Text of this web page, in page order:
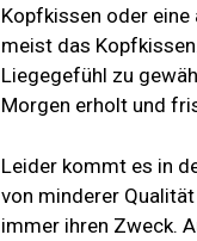
Kopfkissen oder
meist das
Liegegefühl zu
Morgen erholt und
Leider kommt es in
von minderer
immer ihren Zweck.